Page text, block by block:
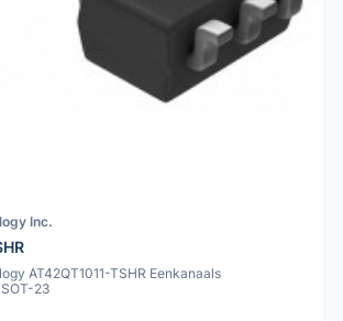
Inc.
AT42QT1011-TSHR Eenkanaals
23